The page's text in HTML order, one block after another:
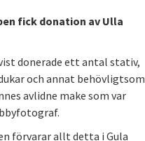
fick donation av Ulla
donerade ett antal stativ,
och annat behövligtsom
avlidne make som var
förvarar allt detta i Gula